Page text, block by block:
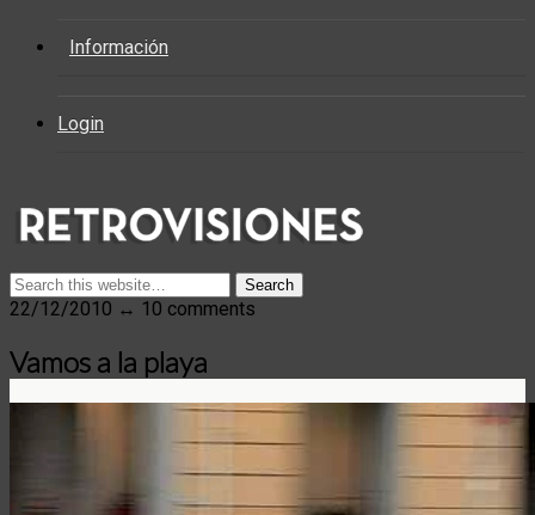
Información
Login
22/12/2010 ↔ 10 comments
Vamos a la playa